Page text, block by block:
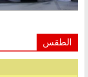
الطقس